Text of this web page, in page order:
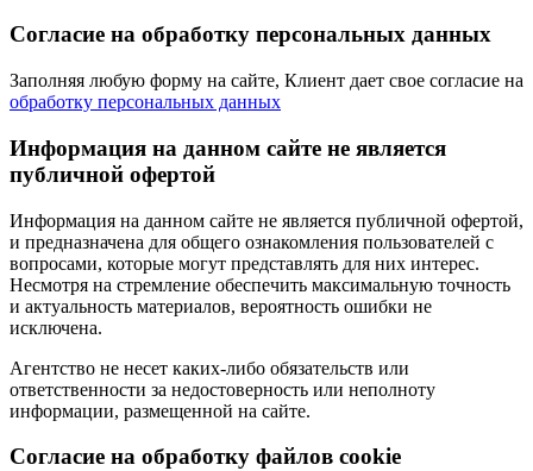
Согласие на обработку персональных данных
Заполняя любую форму на сайте, Клиент дает свое согласие на
обработку персональных данных
Информация на данном сайте не является
публичной офертой
Информация на данном сайте не является публичной офертой,
и предназначена для общего ознакомления пользователей с
вопросами, которые могут представлять для них интерес.
Несмотря на стремление обеспечить максимальную точность
и актуальность материалов, вероятность ошибки не
исключена.
Агентство не несет каких-либо обязательств или
ответственности за недостоверность или неполноту
информации, размещенной на сайте.
Cогласие на обработку файлов cookie